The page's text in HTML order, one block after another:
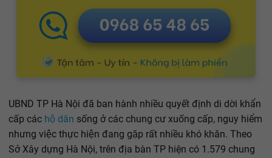
UBND TP Hà Nội đã ban hành nhiều quyết định di dời khẩn
cấp các hộ dân sống ở các chung cư xuống cấp, nguy hiểm
nhưng việc thực hiện đang gặp rất nhiều khó khăn. Theo
Sở Xây dựng Hà Nội, trên địa bàn TP hiện có 1.579 chung